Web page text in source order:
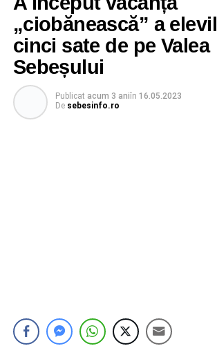
„ciobănească” a
cinci sate de pe Valea
Sebeșului
Publicat acum 3 aniîn 16.05.2023
De sebesinfo.ro